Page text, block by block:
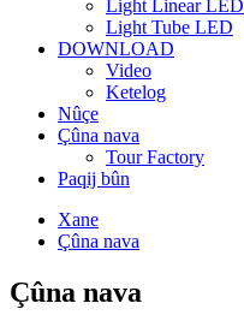
Light Linear LED
Light Tube LED
DOWNLOAD
Video
Ketelog
Nûçe
Çûna nava
Tour Factory
Paqij bûn
Xane
Çûna nava
Çûna nava